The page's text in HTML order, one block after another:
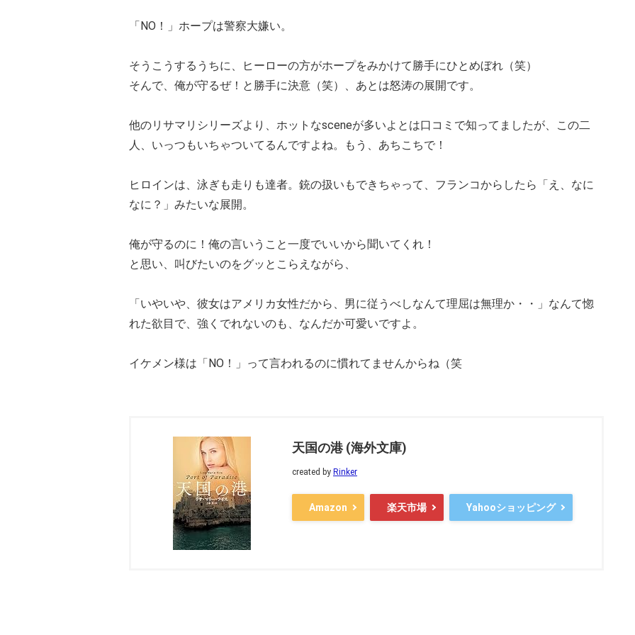
「NO！」ホープは警察大嫌い。
そうこうするうちに、ヒーローの方がホープをみかけて勝手にひとめぼれ（笑）
そんで、俺が守るぜ！と勝手に決意（笑）、あとは怒涛の展開です。
他のリサマリシリーズより、ホットなsceneが多いよとは口コミで知ってましたが、この二
人、いっつもいちゃついてるんですよね。もう、あちこちで！
ヒロインは、泳ぎも走りも達者。銃の扱いもできちゃって、フランコからしたら「え、なに
なに？」みたいな展開。
俺が守るのに！俺の言いうこと一度でいいから聞いてくれ！
と思い、叫びたいのをグッとこらえながら、
「いやいや、彼女はアメリカ女性だから、男に従うべしなんて理屈は無理か・・」なんて惚
れた欲目で、強くでれないのも、なんだか可愛いですよ。
イケメン様は「NO！」って言われるのに慣れてませんからね（笑
天国の港 (海外文庫)
created by Rinker
Amazon 楽天市場 Yahooショッピング